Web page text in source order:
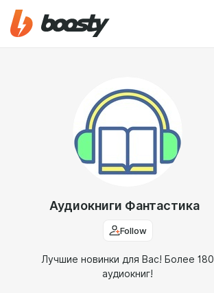
Аудиокниги Фантастика
Follow
Лучшие новинки для Вас! Более 180
аудиокниг!